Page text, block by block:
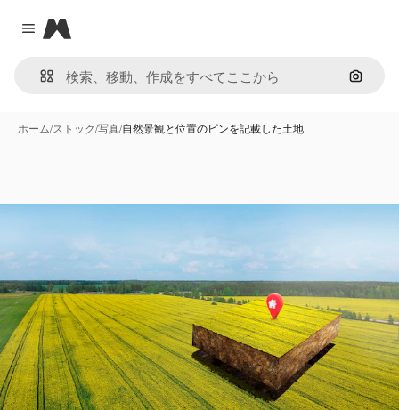
Close menu
Magnific
画像で
ホーム/ストック/写真/自然景観と位置のピンを記載した土地